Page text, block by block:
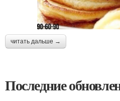
читать дальше →
Последние